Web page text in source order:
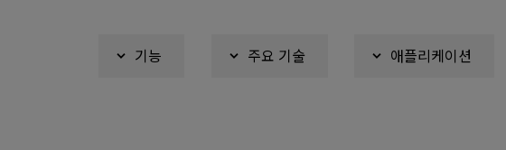
기능 주요 기술 애플리케이션